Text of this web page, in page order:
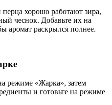
хорошо работают зира,
чеснок. Добавьте их на
аромат раскрылся полнее.
режиме «Жарка», затем
и готовьте на режиме